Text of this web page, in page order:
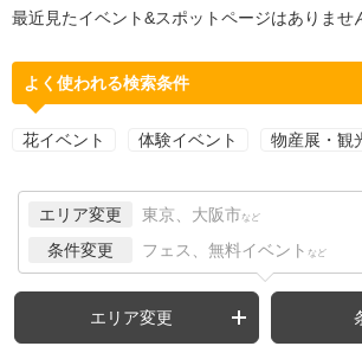
最近見たイベント&スポットページはありませ
よく使われる検索条件
花イベント 体験イベント 物産展・観
エリア変更 東京、大阪市 など
条件変更 フェス、無料イベント など
エリア変更